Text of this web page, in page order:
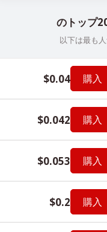
のトップ
以下は最も
$0.04 購入
$0.042 購入
$0.053 購入
$0.2 購入